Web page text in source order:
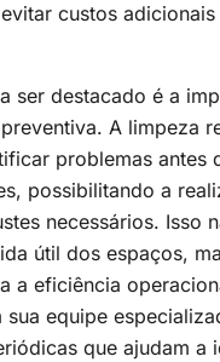
custos adicionais
ser destacado é a
A limpeza
problemas antes
possibilitando a
necessários. Isso
útil dos espaços,
a eficiência
sua equipe
que ajudam a